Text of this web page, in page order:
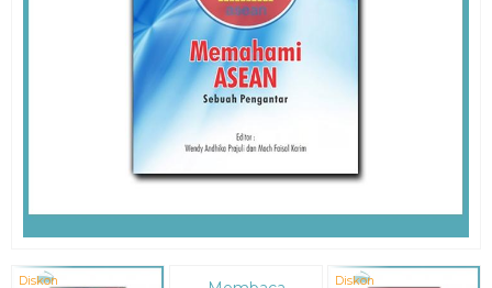
Diskon Diskon Diskon